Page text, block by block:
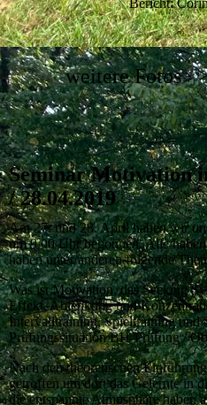
Bericht:
weitere
Seminar Motivation
/ 28.04.2019
Am 27. und 28. April haben wir
um 9.00 Uhr begonnen. Alle
haben unter anderen folgende
Was ist Motivation, das Seeking
Effekt, Ablenkung und
Intervalltraining, Spieltraining und
Prüfungssituation BH-Prüfung /
Nach den theoretischen
getroffen um dort das Gelernte in
die entspannte Atmosphäre haben